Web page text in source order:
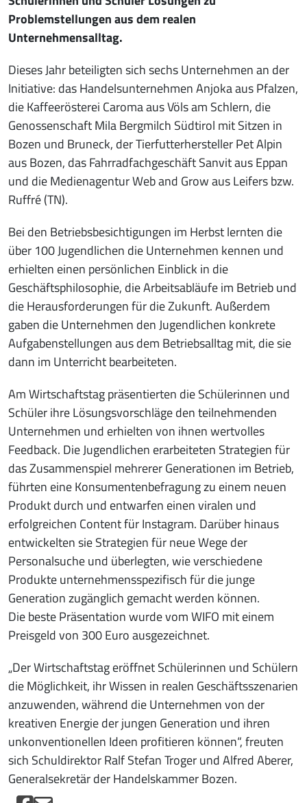
Problemstellungen aus dem realen
Unternehmensalltag.
Dieses Jahr beteiligten sich sechs Unternehmen an der
Initiative: das Handelsunternehmen Anjoka aus Pfalzen,
die Kaffeerösterei Caroma aus Völs am Schlern, die
Genossenschaft Mila Bergmilch Südtirol mit Sitzen in
Bozen und Bruneck, der Tierfutterhersteller Pet Alpin
aus Bozen, das Fahrradfachgeschäft Sanvit aus Eppan
und die Medienagentur Web and Grow aus Leifers bzw.
Ruffré (TN).
Bei den Betriebsbesichtigungen im Herbst lernten die
über 100 Jugendlichen die Unternehmen kennen und
erhielten einen persönlichen Einblick in die
Geschäftsphilosophie, die Arbeitsabläufe im Betrieb und
die Herausforderungen für die Zukunft. Außerdem
gaben die Unternehmen den Jugendlichen konkrete
Aufgabenstellungen aus dem Betriebsalltag mit, die sie
dann im Unterricht bearbeiteten.
Am Wirtschaftstag präsentierten die Schülerinnen und
Schüler ihre Lösungsvorschläge den teilnehmenden
Unternehmen und erhielten von ihnen wertvolles
Feedback. Die Jugendlichen erarbeiteten Strategien für
das Zusammenspiel mehrerer Generationen im Betrieb,
führten eine Konsumentenbefragung zu einem neuen
Produkt durch und entwarfen einen viralen und
erfolgreichen Content für Instagram. Darüber hinaus
entwickelten sie Strategien für neue Wege der
Personalsuche und überlegten, wie verschiedene
Produkte unternehmensspezifisch für die junge
Generation zugänglich gemacht werden können.
Die beste Präsentation wurde vom WIFO mit einem
Preisgeld von 300 Euro ausgezeichnet.
„Der Wirtschaftstag eröffnet Schülerinnen und Schülern
die Möglichkeit, ihr Wissen in realen Geschäftsszenarien
anzuwenden, während die Unternehmen von der
kreativen Energie der jungen Generation und ihren
unkonventionellen Ideen profitieren können“, freuten
sich Schuldirektor Ralf Stefan Troger und Alfred Aberer,
Generalsekretär der Handelskammer Bozen.